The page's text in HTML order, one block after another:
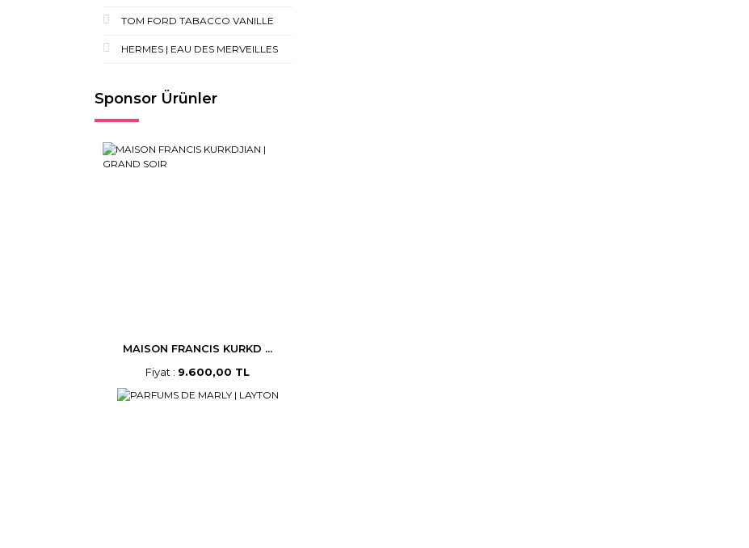
TOM FORD TABACCO VANILLE
HERMES | EAU DES MERVEILLES
Sponsor Ürünler
MAISON FRANCIS KURKD ...
Fiyat : 9.600,00 TL